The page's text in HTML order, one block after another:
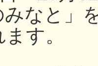
みなと
す。